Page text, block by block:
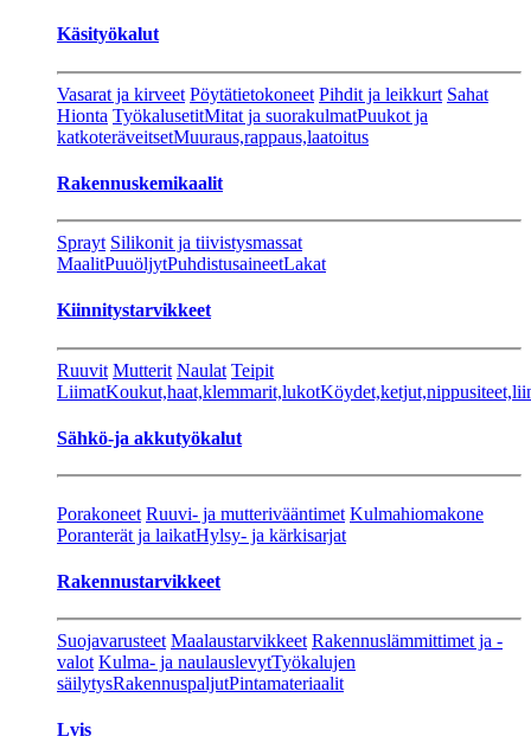
Käsityökalut
Vasarat ja kirveet Pöytätietokoneet Pihdit ja leikkurt Sahat
Hionta TyökalusetitMitat ja suorakulmatPuukot ja
katkoteräveitsetMuuraus,rappaus,laatoitus
Rakennuskemikaalit
Sprayt Silikonit ja tiivistysmassat
MaalitPuuöljytPuhdistusaineetLakat
Kiinnitystarvikkeet
Ruuvit Mutterit Naulat Teipit
LiimatKoukut,haat,klemmarit,lukot
Sähkö-ja akkutyökalut
Porakoneet Ruuvi- ja mutterivääntimet Kulmahiomakone
Poranterät ja laikatHylsy- ja kärkisarjat
Rakennustarvikkeet
Suojavarusteet Maalaustarvikkeet Rakennuslämmittimet ja -
valot Kulma- ja naulauslevytTyökalujen
säilytysRakennuspaljutPintamateriaalit
Lvis